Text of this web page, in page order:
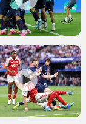
תוצאות
לוח שידורים
ברחבה
הפועל תל אביב
הפועל חיפה
הפועל באר שבע
מכבי נתניה
ליגה הולנדית
ליגה סינית
ליגה ברזילאית
דני אבדיה
שחייה
ג'ודו
אגרוף
ספורט אולימפי